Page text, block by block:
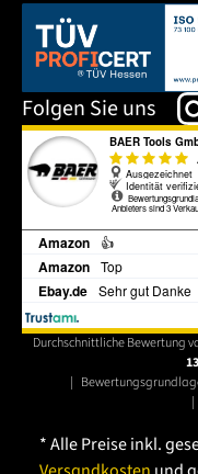
Dieser Link öffnet sich
Folgen Sie uns
Durchschnittliche Bewertung
|
|
* Alle Preise inkl.